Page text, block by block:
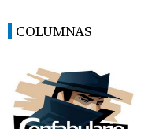
COLUMNAS